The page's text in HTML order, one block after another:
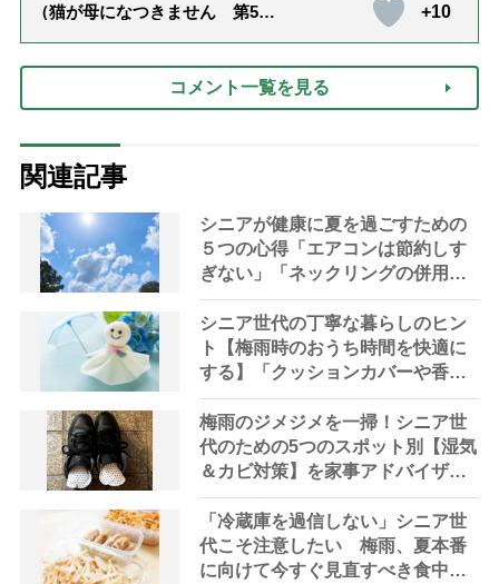
（猫が母になつきません 第500
+10
コメント一覧を見る
関連記事
シニアが健康に夏を過ごすための
５つの心得「エアコンは節約しす
ぎない」「ネックリングの併用で
電気代をお得に」【節約＆家事ア
ドバイザー解説】
シニア世代の丁寧な暮らしのヒン
ト【梅雨時のおうち時間を快適に
する】「クッションカバーや香り
の模様替え」など10の工夫
梅雨のジメジメを一掃！シニア世
代のための5つのスポット別【湿気
＆カビ対策】を家事アドバイザー
が指南
「冷蔵庫を過信しない」シニア世
代こそ注意したい 梅雨、夏本番
に向けて今すぐ見直すべき食中毒